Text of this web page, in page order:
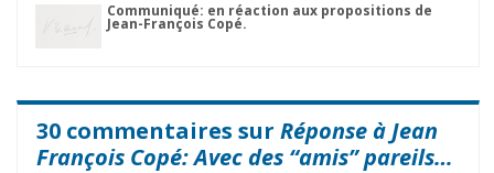
Communiqué: en réaction aux propositions de
Jean-François Copé.
30 commentaires sur Réponse à Jean
François Copé: Avec des “amis” pareils…